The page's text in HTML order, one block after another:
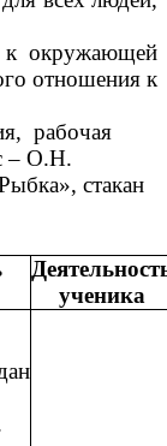
к окружающей
отношения к
рабочая
– О.Н.
стакан
ученика